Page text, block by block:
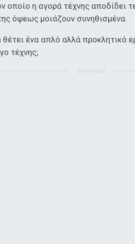
οποίο η αγορά τέχνης αποδίδει
όψεως μοιάζουν συνηθισμένα.
ένα απλό αλλά προκλητικό
τέχνης;
ΔΙΑΦΗΜΙΣΗ